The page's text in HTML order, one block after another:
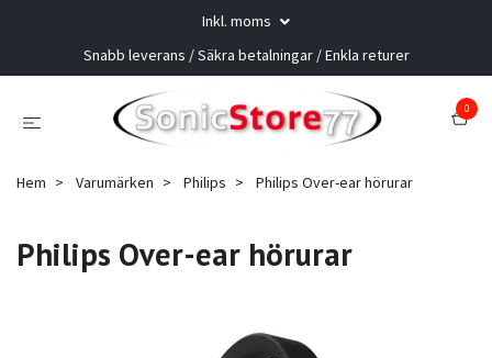
Inkl. moms
Snabb leverans / Säkra betalningar / Enkla returer
0
Hem Varumärken Philips Philips Over-ear hörurar
Philips Over-ear hörurar